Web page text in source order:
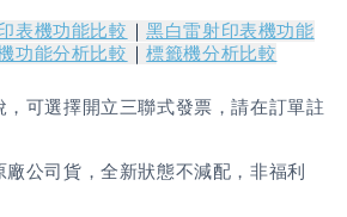
表機功能比較 ｜黑白雷射印表機功能
功能分析比較 ｜標籤機分析比較
可選擇開立三聯式發票，請在訂單註
公司貨，全新狀態不減配，非福利